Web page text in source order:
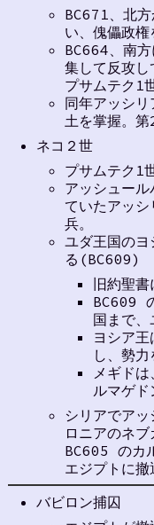
BC671、北
い、傀儡政権
BC664、南
集して反攻
プサムテク1
同年アッシ
土を掌握。第
ネコ２世
プサムテク1
アッシュー
ていたアッ
兵。
ユダ王国の
る(BC609)
旧約聖
BC609
国まで、
ヨシア
し、勢力
メギド
ルマゲ
シリアでア
ロニアのネ
BC605 のカ
エジプトに撤
バビロン捕囚